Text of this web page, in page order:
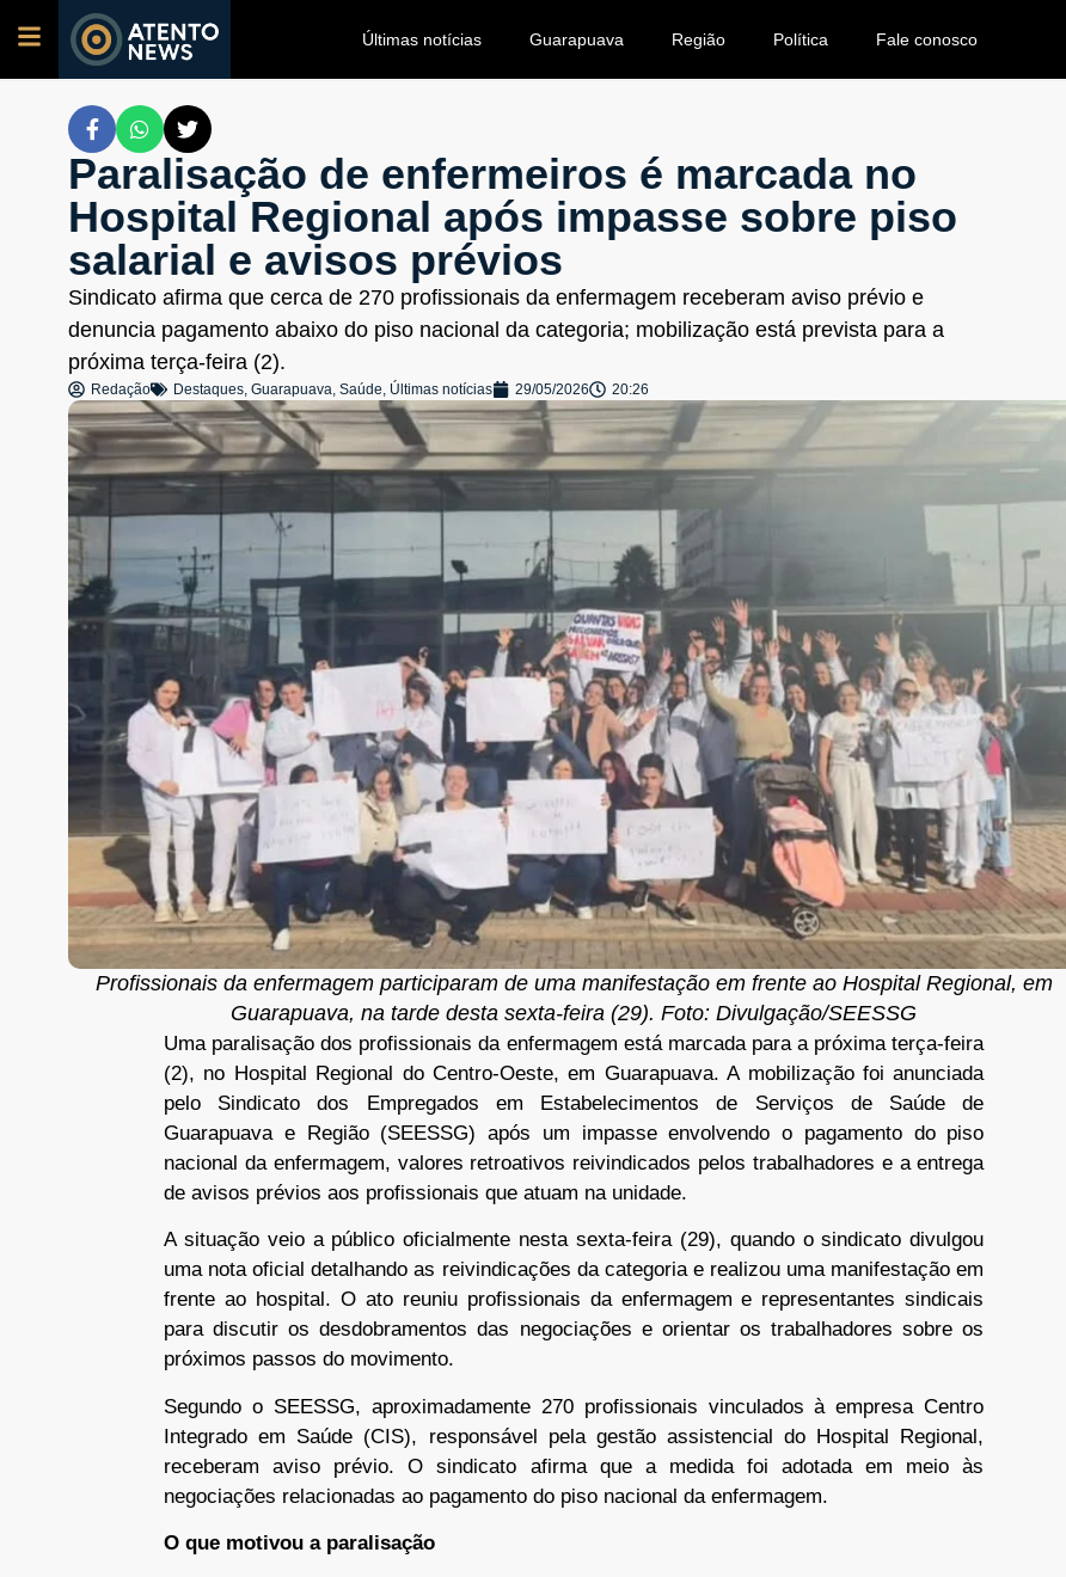
Últimas notícias Guarapuava Região Política Fale conosco
Paralisação de enfermeiros é marcada no
Hospital Regional após impasse sobre piso
salarial e avisos prévios
Sindicato afirma que cerca de 270 profissionais da enfermagem receberam aviso prévio e
denuncia pagamento abaixo do piso nacional da categoria; mobilização está prevista para a
próxima terça-feira (2).
Redação Destaques, Guarapuava, Saúde, Últimas notícias 29/05/2026 20:26
Profissionais da enfermagem participaram de uma manifestação em frente ao Hospital Regional, em
Guarapuava, na tarde desta sexta-feira (29). Foto: Divulgação/SEESSG
Uma paralisação dos profissionais da enfermagem está marcada para a próxima terça-feira
(2), no Hospital Regional do Centro-Oeste, em Guarapuava. A mobilização foi anunciada
pelo Sindicato dos Empregados em Estabelecimentos de Serviços de Saúde de
Guarapuava e Região (SEESSG) após um impasse envolvendo o pagamento do piso
nacional da enfermagem, valores retroativos reivindicados pelos trabalhadores e a entrega
de avisos prévios aos profissionais que atuam na unidade.
A situação veio a público oficialmente nesta sexta-feira (29), quando o sindicato divulgou
uma nota oficial detalhando as reivindicações da categoria e realizou uma manifestação em
frente ao hospital. O ato reuniu profissionais da enfermagem e representantes sindicais
para discutir os desdobramentos das negociações e orientar os trabalhadores sobre os
próximos passos do movimento.
Segundo o SEESSG, aproximadamente 270 profissionais vinculados à empresa Centro
Integrado em Saúde (CIS), responsável pela gestão assistencial do Hospital Regional,
receberam aviso prévio. O sindicato afirma que a medida foi adotada em meio às
negociações relacionadas ao pagamento do piso nacional da enfermagem.
O que motivou a paralisação